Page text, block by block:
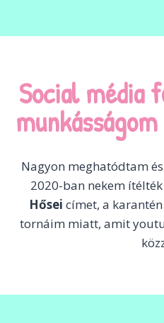
Social média
Nagyon meghatódtam
2020-ban nekem
Hősei címet, a
tornáim miatt, amit